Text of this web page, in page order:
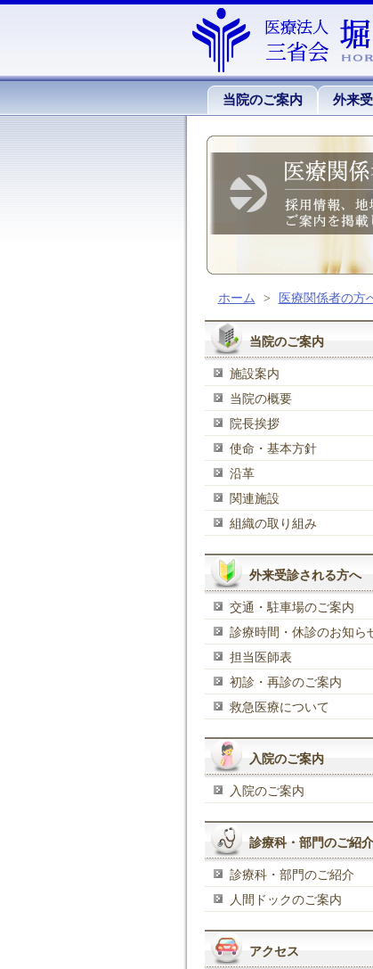
当院のご案内 外来
ホーム > 医療関係者の方
当院のご案内
施設案内
当院の概要
院長挨拶
使命・基本方針
沿革
関連施設
組織の取り組み
外来受診される方へ
交通・駐車場のご案内
診療時間・休診のお知ら
担当医師表
初診・再診のご案内
救急医療について
入院のご案内
入院のご案内
診療科・部門のご紹介
診療科・部門のご紹介
人間ドックのご案内
アクセス